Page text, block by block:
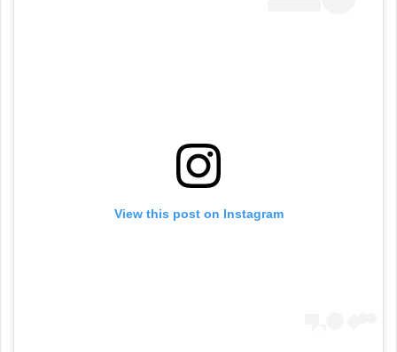
View this post on Instagram